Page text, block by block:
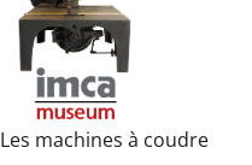
Les machines à coudre